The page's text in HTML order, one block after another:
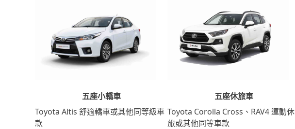
五座小轎車
Toyota Altis 舒適轎車或其他同等級車
款
五座休旅車
Toyota Corolla Cross、RAV4 運動休
旅或其他同等車款